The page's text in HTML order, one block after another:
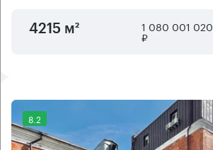
4215 м² 1 080 001 020
₽
8.2